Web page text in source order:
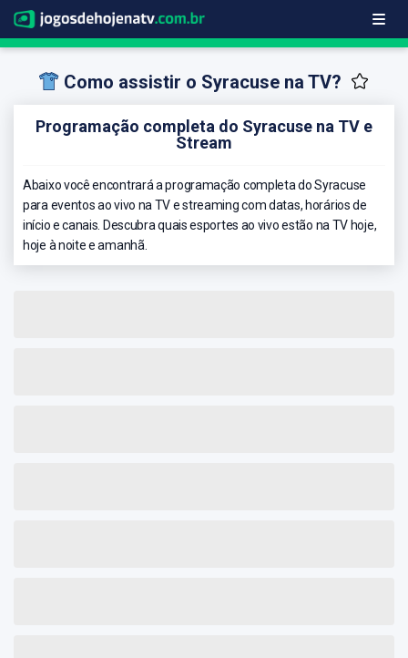
Como assistir o Syracuse na TV?
Programação completa do Syracuse na TV e
Stream
Abaixo você encontrará a programação completa do Syracuse
para eventos ao vivo na TV e streaming com datas, horários de
início e canais. Descubra quais esportes ao vivo estão na TV hoje,
hoje à noite e amanhã.